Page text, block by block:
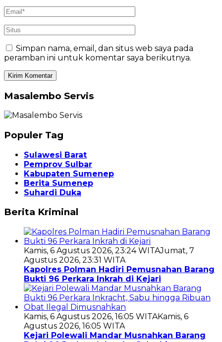
Simpan nama, email, dan situs web saya pada
peramban ini untuk komentar saya berikutnya.
Masalembo Servis
Populer Tag
Sulawesi Barat
Pemprov Sulbar
Kabupaten Sumenep
Berita Sumenep
Suhardi Duka
Berita Kriminal
Kamis, 6 Agustus 2026, 23:24 WITAJumat, 7
Agustus 2026, 23:31 WITA
Kapolres Polman Hadiri Pemusnahan Barang
Bukti 96 Perkara Inkrah di Kejari
Kamis, 6 Agustus 2026, 16:05 WITAKamis, 6
Agustus 2026, 16:05 WITA
Kejari Polewali Mandar Musnahkan Barang